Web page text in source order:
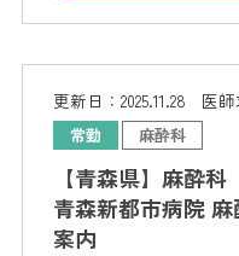
更新日： 2025.11.28 医
常勤 麻酔科
【青森県】麻酔
青森新都市病院
案内